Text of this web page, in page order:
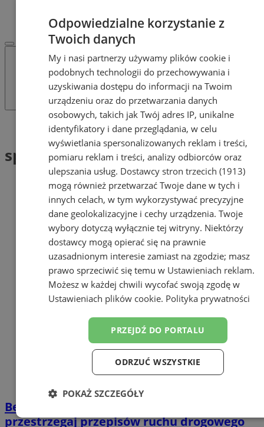
WSPÓŁPRACA
Tag: spot edukacyjny
spot edukacyjny (1)
Bezpieczna jazda na hulajnodze –
przestrzegaj przepisów ruchu drogowego
Odpowiedzialne korzystanie z
Twoich danych
My i nasi partnerzy używamy plików cookie i
podobnych technologii do przechowywania i
uzyskiwania dostępu do informacji na Twoim
urządzeniu oraz do przetwarzania danych
osobowych, takich jak Twój adres IP, unikalne
identyfikatory i dane przeglądania, w celu
wyświetlania spersonalizowanych reklam i treści,
pomiaru reklam i treści, analizy odbiorców oraz
ulepszania usług. Dostawcy stron trzecich (1913)
mogą również przetwarzać Twoje dane w tych i
innych celach, w tym wykorzystywać precyzyjne
dane geolokalizacyjne i cechy urządzenia. Twoje
wybory dotyczą wyłącznie tej witryny. Niektórzy
dostawcy mogą opierać się na prawnie
uzasadnionym interesie zamiast na zgodzie; masz
prawo sprzeciwić się temu w Ustawieniach reklam.
Możesz w każdej chwili wycofać swoją zgodę w
Ustawieniach plików cookie. Polityka prywatności
PRZEJDŹ DO PORTALU
ODRZUĆ WSZYSTKIE
POKAŻ SZCZEGÓŁY
Niezbędne Wydajność Targetowanie